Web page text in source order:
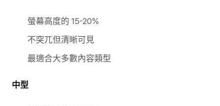
螢幕高度的 15-20%
不突兀但清晰可見
最適合大多數內容類型
中型